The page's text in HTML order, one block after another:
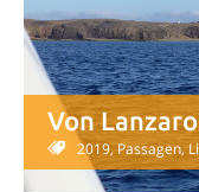
Von
2019, Passagen,